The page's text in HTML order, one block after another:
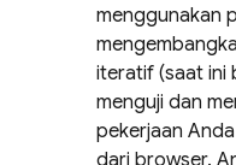
menggunakan
iteratif (saat ini
menguji dan
pekerjaan
dari browser.